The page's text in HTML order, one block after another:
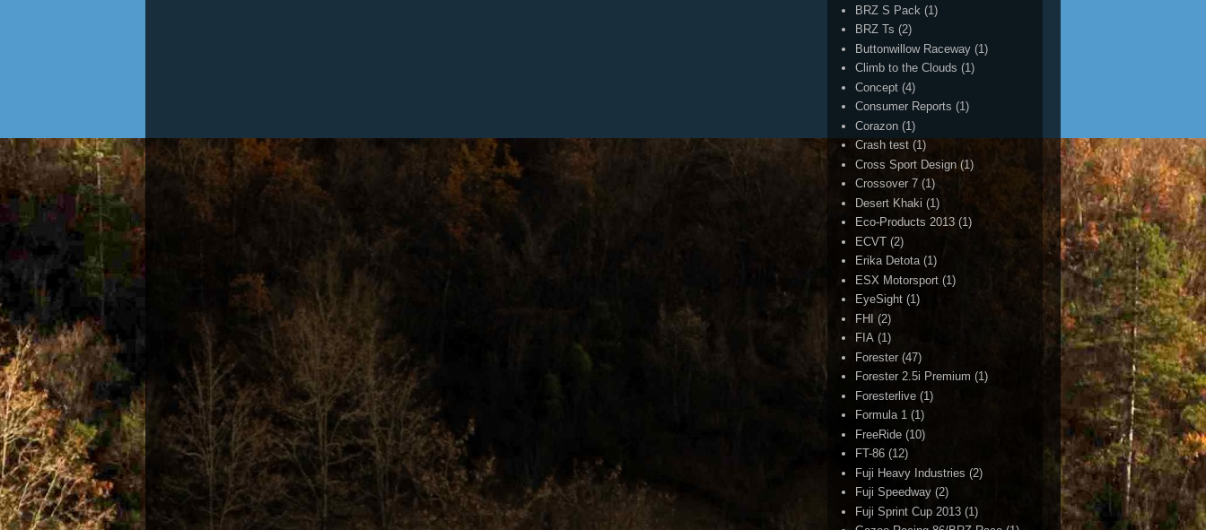
BRZ S Pack (1)
BRZ Ts (2)
Buttonwillow Raceway (1)
Climb to the Clouds (1)
Concept (4)
Consumer Reports (1)
Corazon (1)
Crash test (1)
Cross Sport Design (1)
Crossover 7 (1)
Desert Khaki (1)
Eco-Products 2013 (1)
ECVT (2)
Erika Detota (1)
ESX Motorsport (1)
EyeSight (1)
FHI
(2)
FIA (1)
Forester (47)
Forester 2.5i Premium (1)
Foresterlive (1)
Formula 1 (1)
FreeRide (10)
FT-86 (12)
Fuji Heavy Industries (2)
Fuji Speedway (2)
Fuji Sprint Cup 2013 (1)